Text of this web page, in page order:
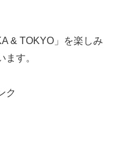
& TOKYO」を楽しみ
す。
ク